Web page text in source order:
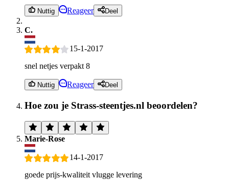
Nuttig Reageer Deel
C.
15-1-2017
snel netjes verpakt 8
Nuttig Reageer Deel
Hoe zou je Strass-steentjes.nl beoordelen?
Marie-Rose
14-1-2017
goede prijs-kwaliteit vlugge levering